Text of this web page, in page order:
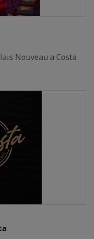
Nouveau a Costa